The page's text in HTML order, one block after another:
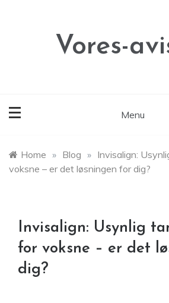
Vores-
Menu
Home » Blog » Invisalign:
voksne – er det løsningen for dig?
Invisalign: Usynlig
for voksne – er det
dig?